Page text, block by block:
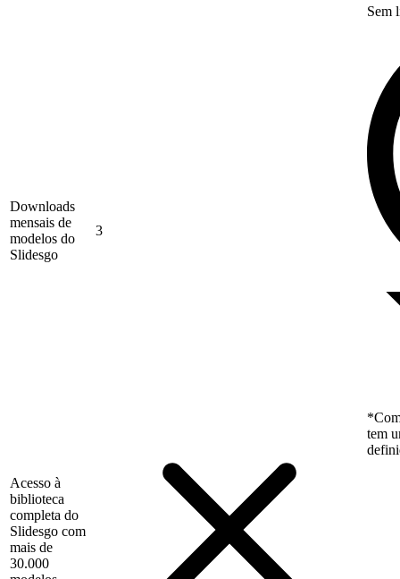
Downloads
mensais de
modelos do
Slidesgo
3
Sem
tem
Acesso à
biblioteca
completa do
Slidesgo com
mais de
30.000